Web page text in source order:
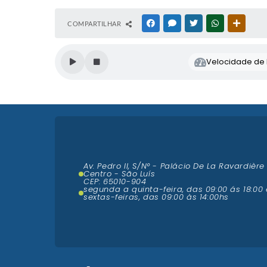
COMPARTILHAR FACEBOOKMESSENGER
TWITTERWHATSAPP
Velocidade de
Av. Pedro II, S/N° - Palácio De La
Centro - São Luís
CEP: 65010-904
segunda a quinta-feira, das 09:00 ás 18:00
sextas-feiras, das 09:00 às 14:00hs